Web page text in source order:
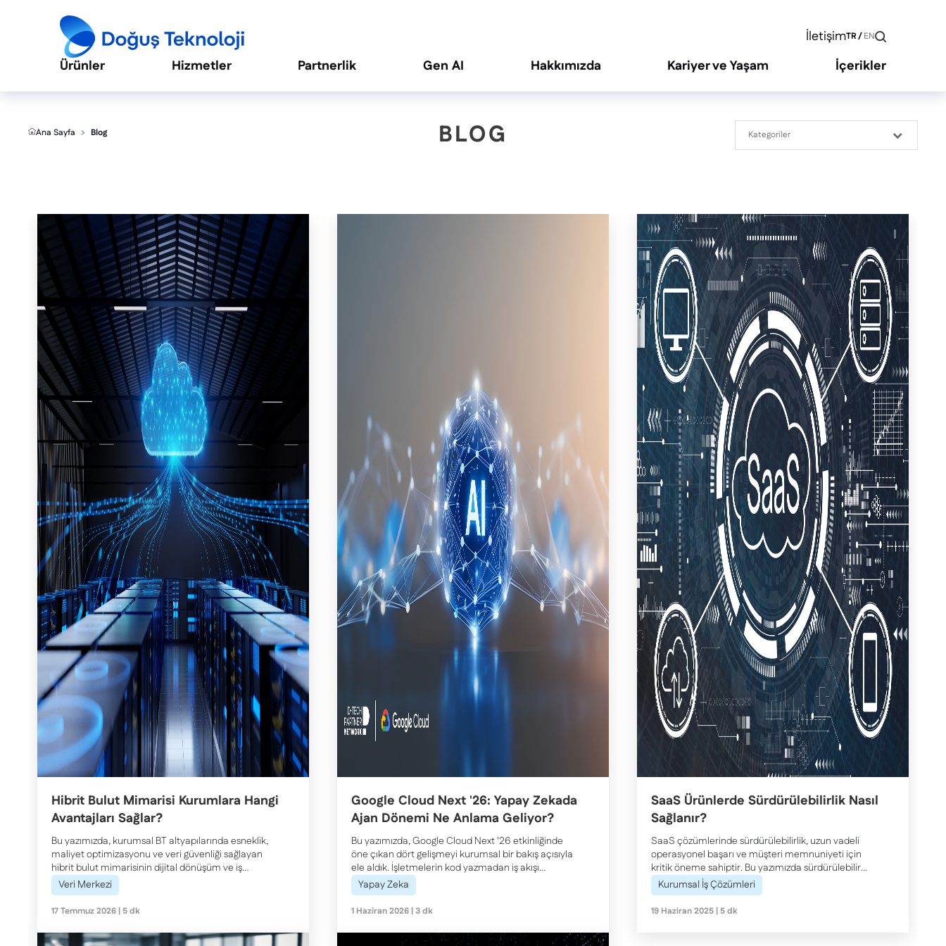
İletişimTR/EN
Ürünler Hizmetler Partnerlik Gen AI Hakkımızda Kariyer ve Yaşam İçerikler
Ana Sayfa Blog BLOG
Hibrit Bulut Mimarisi Kurumlara Hangi
Avantajları Sağlar?
Bu yazımızda, kurumsal BT altyapılarında esneklik,
maliyet optimizasyonu ve veri güvenliği sağlayan
hibrit bulut mimarisinin dijital dönüşüm ve iş
sürekliliği süreçlerine sunduğu kritik avantajları
inceliyoruz.
Veri Merkezi
17 Temmuz 2026 | 5 dk
Google Cloud Next '26: Yapay Zekada
Ajan Dönemi Ne Anlama Geliyor?
Bu yazımızda, Google Cloud Next '26 etkinliğinde
öne çıkan dört gelişmeyi kurumsal bir bakış açısıyla
ele aldık. İşletmelerin kod yazmadan iş akışı
otomatize edebildiği Agentic Enterprise
platformundan TPU v8 ve Managed Lustre ile
güçlenen yapay zeka altyapısına, Wiz iş birliğiyle
Agentic Defense'ten kurumsal verinin ajanlara
Yapay Zeka
1 Haziran 2026 | 3 dk
SaaS Ürünlerde Sürdürülebilirlik Nasıl
Sağlanır?
SaaS çözümlerinde sürdürülebilirlik, uzun vadeli
operasyonel başarı ve müşteri memnuniyeti için
kritik öneme sahiptir. Bu yazımızda sürdürülebilir
SaaS stratejilerine dair temel yapı taşlarını keşfedin.
Kurumsal İş Çözümleri
19 Haziran 2025 | 5 dk